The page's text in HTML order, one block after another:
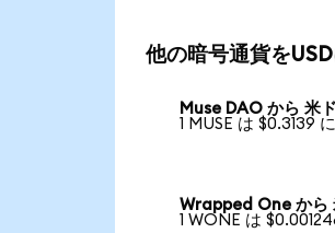
他の暗号通貨を
Muse DAO から 米
1 MUSE は $0.3139
Wrapped One から
1 WONE は